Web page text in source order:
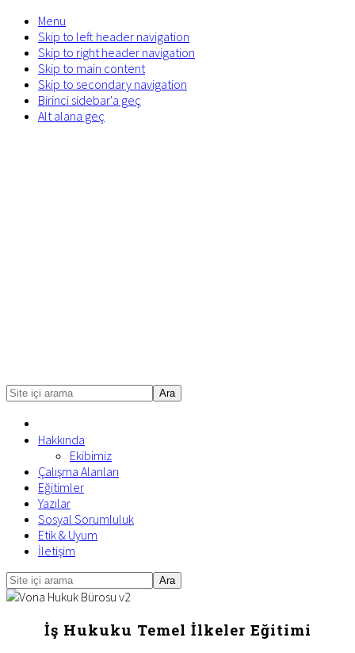
Menu
Skip to left header navigation
Skip to right header navigation
Skip to main content
Skip to secondary navigation
Birinci sidebar'a geç
Alt alana geç
Site
arama
Hakkında
Ekibimiz
Çalışma Alanları
Eğitimler
Yazılar
Sosyal Sorumluluk
Etik & Uyum
İletişim
Mobile
Site
içi
İş Hukuku Temel İlkeler Eğitimi